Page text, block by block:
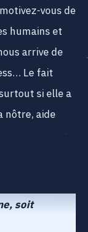
vous de
humains et
arrive de
Le fait
si elle a
nôtre, aide
soit